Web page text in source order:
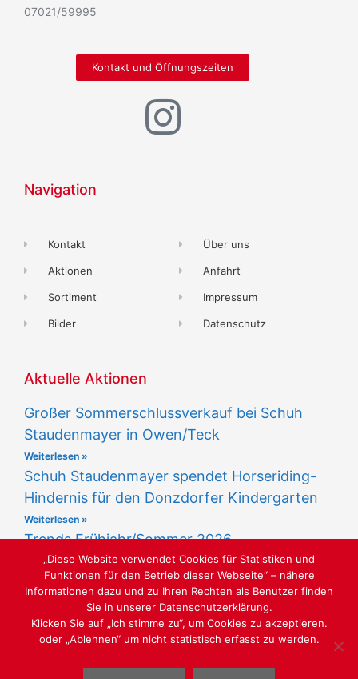
07021/59995
Kontakt und Öffnungszeiten
Navigation
Kontakt
Aktionen
Sortiment
Bilder
Über uns
Anfahrt
Impressum
Datenschutz
Aktuelle Aktionen
Großer Sommerschlussverkauf bei Schuh
Staudenmayer in Owen/Teck
Weiterlesen »
Schuh Staudenmayer spendet Horseriding-
Hindernis für den Donzdorfer Kindergarten
Weiterlesen »
Trends Frühjahr/Sommer 2026
Weiterlesen »
LUST AUF SCHÖNE SCHUHE - SCHUHMODEN
„Diese Website verwendet Cookies für Statistiken und
Funktionen für den Betrieb dieser Webseite“ – nähere
Informationen dazu und zu Ihren Rechten als Benutzer finden
Sie in unserer Datenschutzerklärung.
Klicken Sie auf „Ich stimme zu“, um Cookies zu akzeptieren.
oder „Ablehnen“ um nicht statistisch erfasst zu werden.